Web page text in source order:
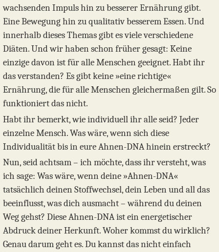
wachsenden Impuls hin zu besserer Ernährung gibt.
Eine Bewegung hin zu qualitativ besserem Essen. Und
innerhalb dieses Themas gibt es viele verschiedene
Diäten. Und wir haben schon früher gesagt: Keine
einzige davon ist für alle Menschen geeignet. Habt ihr
das verstanden? Es gibt keine »eine richtige«
Ernährung, die für alle Menschen gleichermaßen gilt. So
funktioniert das nicht.
Habt ihr bemerkt, wie individuell ihr alle seid? Jeder
einzelne Mensch. Was wäre, wenn sich diese
Individualität bis in eure Ahnen-DNA hinein erstreckt?
Nun, seid achtsam – ich möchte, dass ihr versteht, was
ich sage: Was wäre, wenn deine »Ahnen-DNA«
tatsächlich deinen Stoffwechsel, dein Leben und all das
beeinflusst, was dich ausmacht – während du deinen
Weg gehst? Diese Ahnen-DNA ist ein energetischer
Abdruck deiner Herkunft. Woher kommst du wirklich?
Genau darum geht es. Du kannst das nicht einfach